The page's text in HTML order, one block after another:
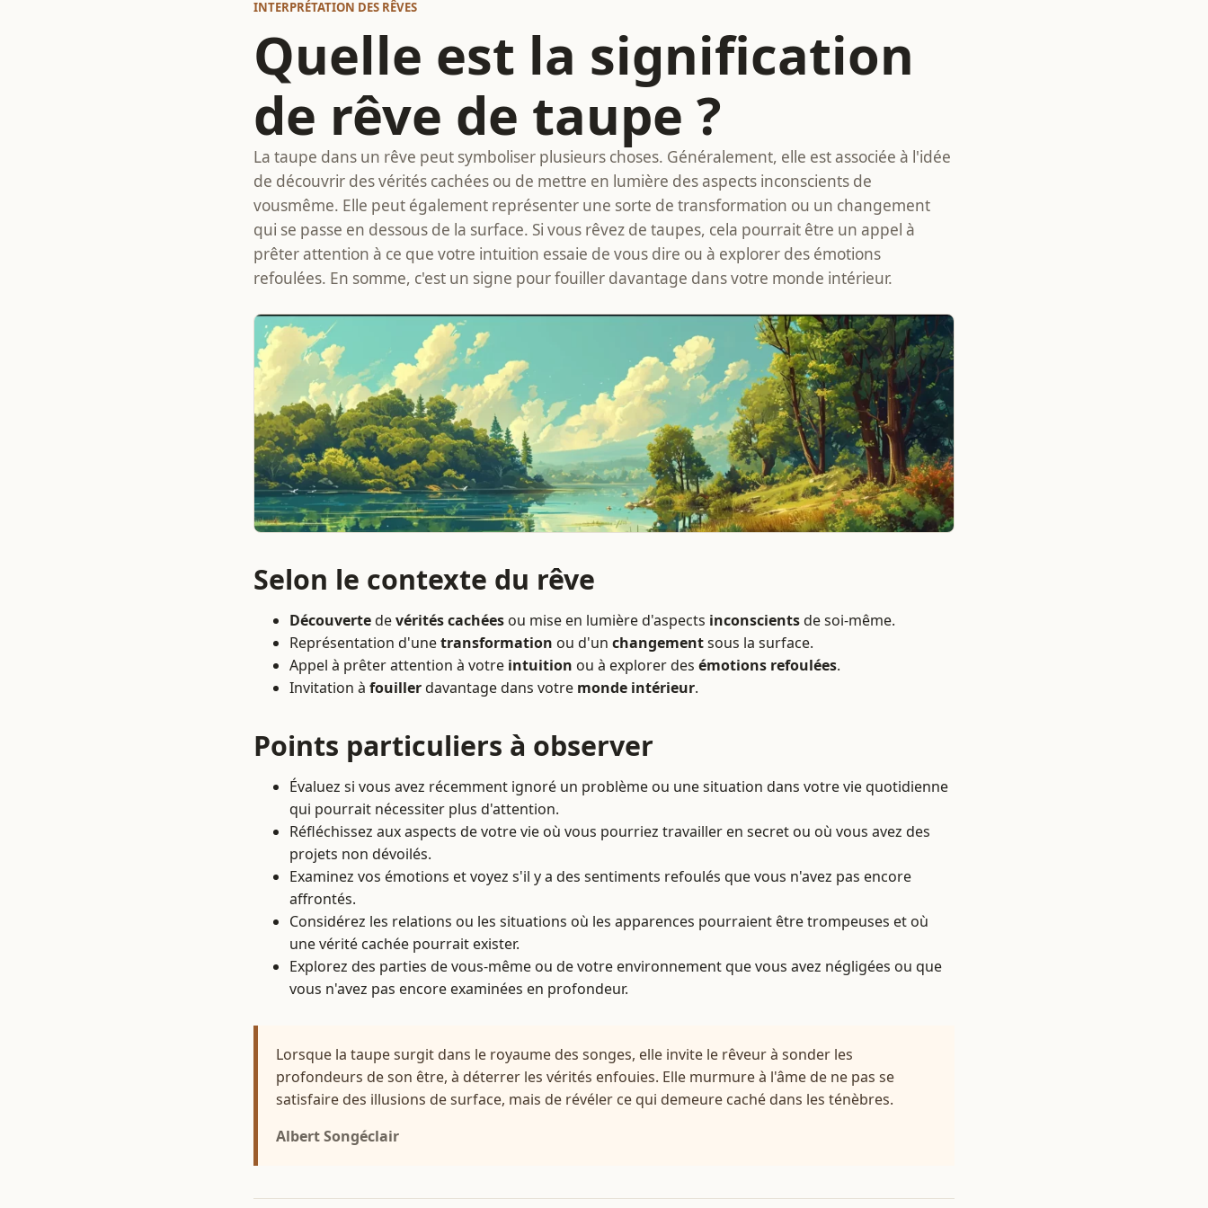
INTERPRÉTATION DES RÊVES
Quelle est la signification
de rêve de taupe ?
La taupe dans un rêve peut symboliser plusieurs choses. Généralement, elle est associée à l'idée
de découvrir des vérités cachées ou de mettre en lumière des aspects inconscients de
vousmême. Elle peut également représenter une sorte de transformation ou un changement
qui se passe en dessous de la surface. Si vous rêvez de taupes, cela pourrait être un appel à
prêter attention à ce que votre intuition essaie de vous dire ou à explorer des émotions
refoulées. En somme, c'est un signe pour fouiller davantage dans votre monde intérieur.
Selon le contexte du rêve
Découvertedevérités cachées ou mise en lumière d'aspects inconscientsde soi-même.
Représentation d'unetransformation ou d'un changementsous la surface.
Appel à prêter attention à votre intuition ou à explorer des émotions refoulées.
Invitation à fouillerdavantage dans votre monde intérieur.
Points particuliers à observer
Évaluez si vous avez récemment ignoré un problème ou une situation dans votre vie quotidienne
qui pourrait nécessiter plus d'attention.
Réfléchissez aux aspects de votre vie où vous pourriez travailler en secret ou où vous avez des
projets non dévoilés.
Examinez vos émotions et voyez s'il y a des sentiments refoulés que vous n'avez pas encore
affrontés.
Considérez les relations ou les situations où les apparences pourraient être trompeuses et où
une vérité cachée pourrait exister.
Explorez des parties de vous-même ou de votre environnement que vous avez négligées ou que
vous n'avez pas encore examinées en profondeur.
Lorsque la taupe surgit dans le royaume des songes, elle invite le rêveur à sonder les
profondeurs de son être, à déterrer les vérités enfouies. Elle murmure à l'âme de ne pas se
satisfaire des illusions de surface, mais de révéler ce qui demeure caché dans les ténèbres.
Albert Songéclair